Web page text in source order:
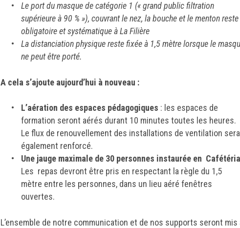
Le port du masque de catégorie 1 (« grand public filtration
supérieure à 90 % »), couvrant le nez, la bouche et le menton reste
obligatoire et systématique à La Filière
La distanciation physique reste fixée à 1,5 mètre lorsque le
ne peut être porté.
A cela s’ajoute aujourd’hui à nouveau :
L’aération des espaces pédagogiques : les espaces de
formation seront aérés durant 10 minutes toutes les heures.
Le flux de renouvellement des installations de ventilation sera
également renforcé.
Une jauge maximale de 30 personnes instaurée en
Les repas devront être pris en respectant la règle du 1,5
mètre entre les personnes, dans un lieu aéré fenêtres
ouvertes.
L’ensemble de notre communication et de nos supports seront mis